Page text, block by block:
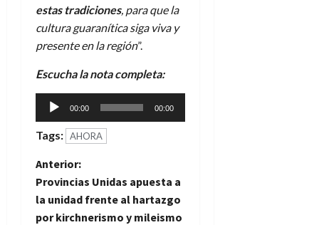
estas tradiciones, para que la
cultura guaranítica siga viva y
presente en la región”.
Escucha la nota completa:
Reproductor
de
audio
00:00 00:00
Tags: AHORA
N
a
Anterior:
Provincias Unidas apuesta a
la unidad frente al hartazgo
por kirchnerismo y mileismo